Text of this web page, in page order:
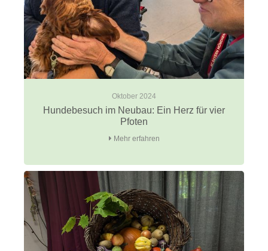
Oktober 2024
Hundebesuch im Neubau: Ein Herz für vier
Pfoten
Mehr erfahren